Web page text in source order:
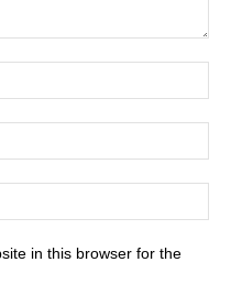
in this browser for the